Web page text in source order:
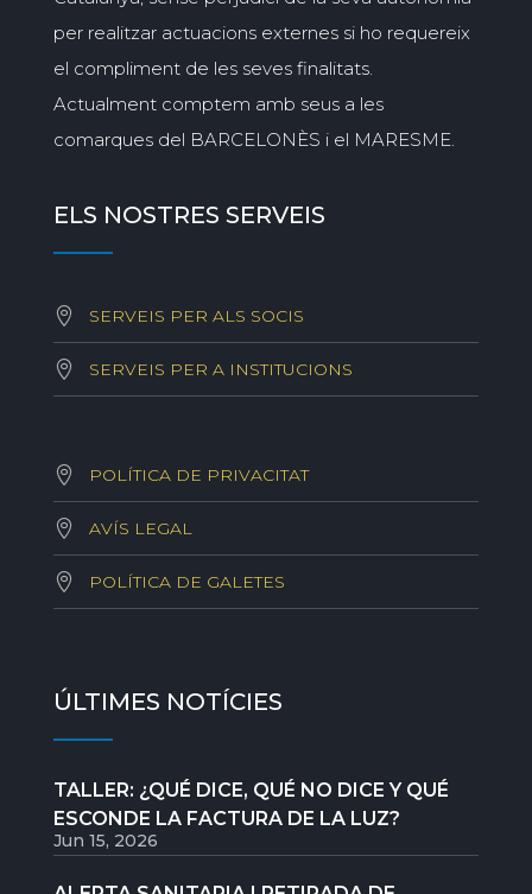
per realitzar actuacions externes si ho requereix
el compliment de les seves finalitats.
Actualment comptem amb seus a les
comarques del BARCELONÈS i el MARESME.
ELS NOSTRES SERVEIS
SERVEIS PER ALS SOCIS
SERVEIS PER A INSTITUCIONS
POLÍTICA DE PRIVACITAT
AVÍS LEGAL
POLÍTICA DE GALETES
ÚLTIMES NOTÍCIES
TALLER: ¿QUÉ DICE, QUÉ NO DICE Y QUÉ
ESCONDE LA FACTURA DE LA LUZ?
Jun 15, 2026